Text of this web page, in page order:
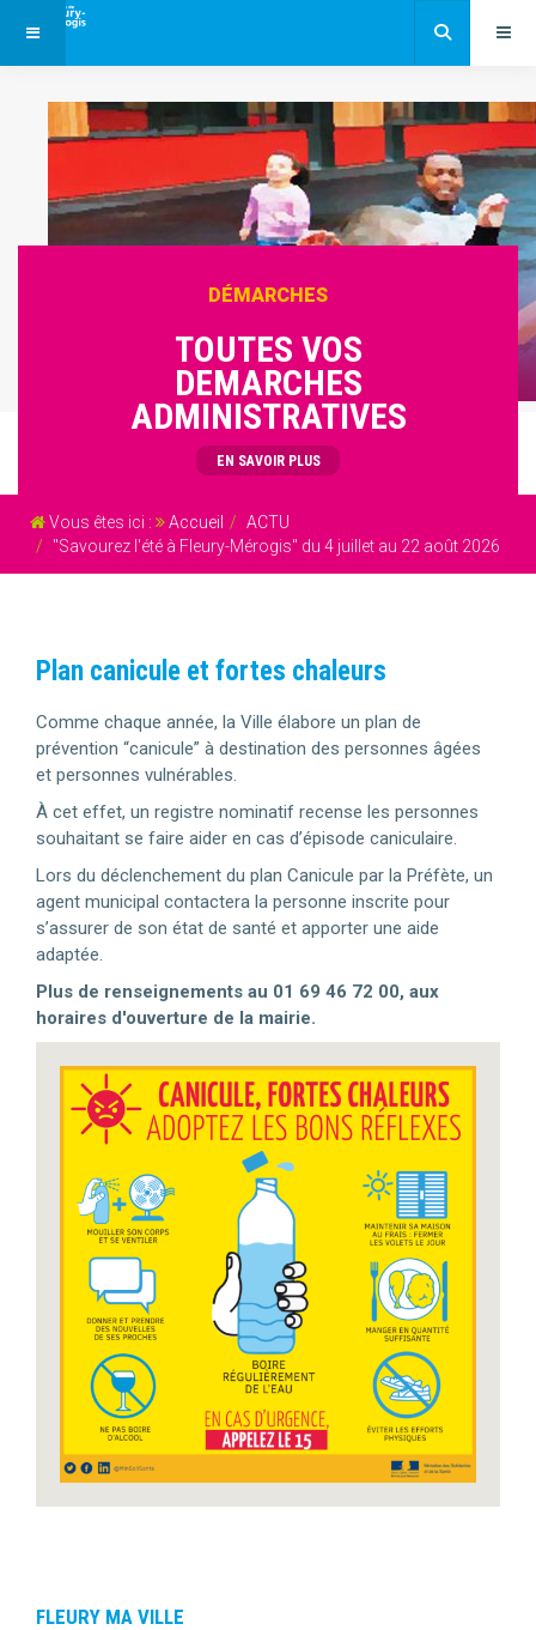
DÉMARCHES
TOUTES VOS
DEMARCHES
ADMINISTRATIVES
EN SAVOIR PLUS
Vous êtes ici : Accueil
ACTU
"Savourez l'été à Fleury-Mérogis" du 4 juillet au 22 août 2026
Plan canicule et fortes chaleurs
Comme chaque année, la Ville élabore un plan de
prévention “canicule” à destination des personnes âgées
et personnes vulnérables.
À cet effet, un registre nominatif recense les personnes
souhaitant se faire aider en cas d’épisode caniculaire.
Lors du déclenchement du plan Canicule par la Préfète, un
agent municipal contactera la personne inscrite pour
s’assurer de son état de santé et apporter une aide
adaptée.
Plus de renseignements au 01 69 46 72 00, aux
horaires d'ouverture de la mairie.
FLEURY MA VILLE